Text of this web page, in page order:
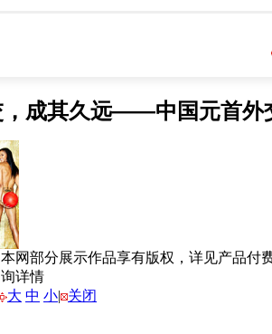
本网部分展示作品享有版权，详见产品付
询详情
大 中 小| 关闭